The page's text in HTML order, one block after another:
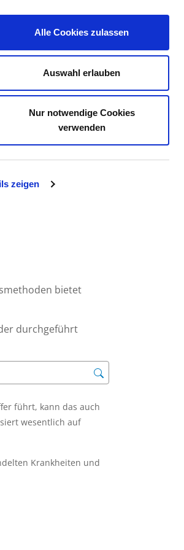
zeigen
Alle Cookies zulassen
Auswahl erlauben
Nur notwendige Cookies
verwenden
KONTAKT
STANDORT
bietet
durchgeführt
führt, kann das auch
wesentlich auf
Krankheiten und